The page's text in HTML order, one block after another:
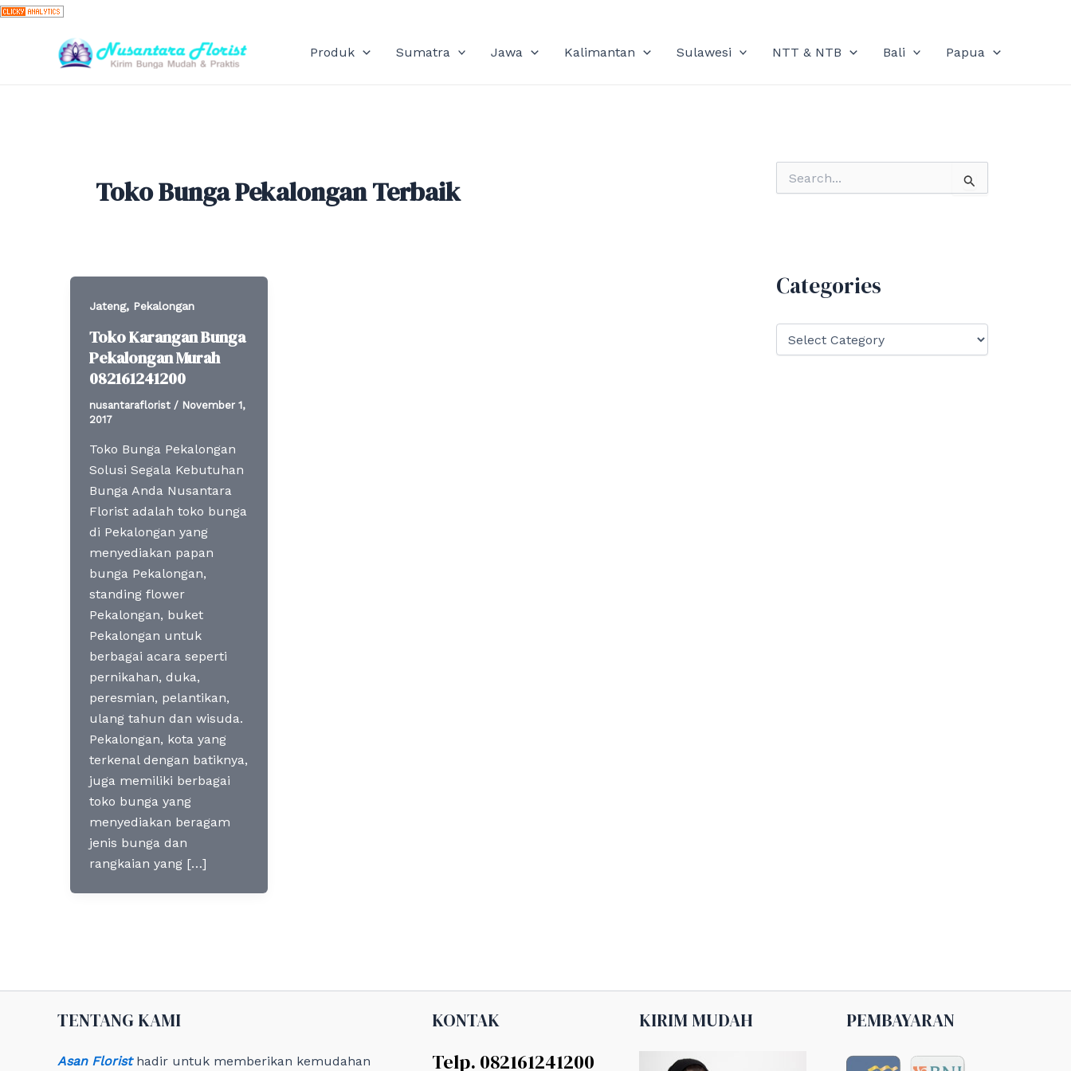
Skip
content
Produk Sumatra Jawa Kalimantan Sulawesi NTT & NTB Bali Papua
Toko Bunga Pekalongan Terbaik
Jateng, Pekalongan
Toko Karangan Bunga
Pekalongan Murah
082161241200
nusantaraflorist / November 1,
2017
Toko Bunga Pekalongan
Solusi Segala Kebutuhan
Bunga Anda Nusantara
Florist adalah toko bunga
di Pekalongan yang
menyediakan papan
bunga Pekalongan,
standing flower
Pekalongan, buket
Pekalongan untuk
berbagai acara seperti
pernikahan, duka,
peresmian, pelantikan,
ulang tahun dan wisuda.
Pekalongan, kota yang
terkenal dengan batiknya,
juga memiliki berbagai
toko bunga yang
menyediakan beragam
jenis bunga dan
rangkaian yang […]
o
Categories
TENTANG KAMI
Asan Floristhadir untuk memberikan kemudahan
KONTAK
Telp. 082161241200
KIRIM MUDAH PEMBAYARAN